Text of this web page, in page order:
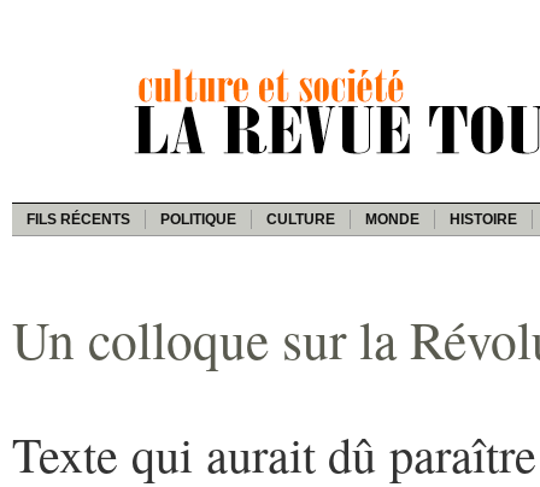
FILS RÉCENTS POLITIQUE CULTURE MONDE HISTOIRE
Un colloque sur la
Texte qui aurait dû